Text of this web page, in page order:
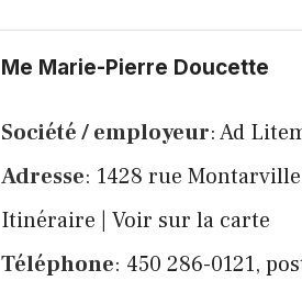
Me Marie-Pierre Doucette
Société / employeur: Ad
Adresse: 1428 rue
Itinéraire
Voir sur la carte
Téléphone: 450 286-0121,